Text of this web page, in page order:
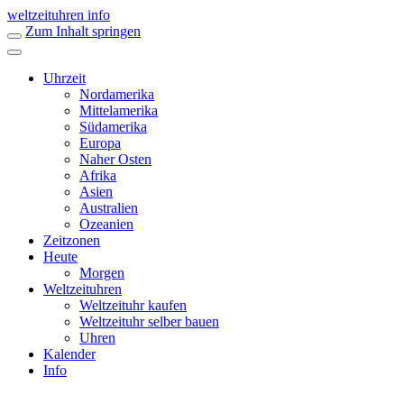
weltzeituhren info
Zum Inhalt springen
Uhrzeit
Nordamerika
Mittelamerika
Südamerika
Europa
Naher Osten
Afrika
Asien
Australien
Ozeanien
Zeitzonen
Heute
Morgen
Weltzeituhren
Weltzeituhr kaufen
Weltzeituhr selber bauen
Uhren
Kalender
Info